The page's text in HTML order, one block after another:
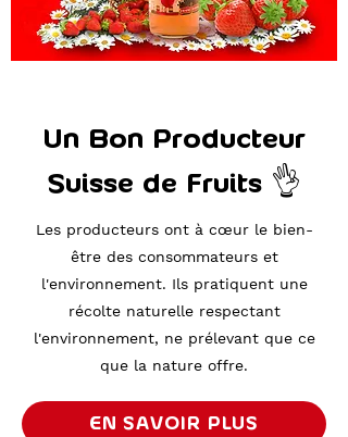
Un Bon Producteur
Suisse de Fruits 👌
Les producteurs ont à cœur le bien-
être des consommateurs et
l'environnement. Ils pratiquent une
récolte naturelle respectant
l'environnement, ne prélevant que ce
que la nature offre.
EN SAVOIR PLUS